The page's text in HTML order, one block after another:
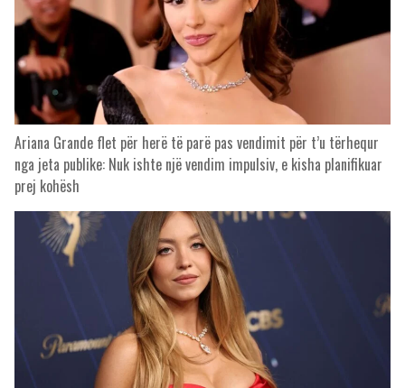
Ariana Grande flet për herë të parë pas vendimit për t’u tërhequr
nga jeta publike: Nuk ishte një vendim impulsiv, e kisha planifikuar
prej kohësh